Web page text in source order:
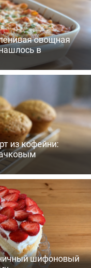
овощная
в
из кофейни:
шифоновый